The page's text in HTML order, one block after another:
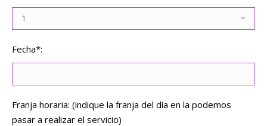
Fecha*:
Franja horaria: (indique la franja del día en la podemos
pasar a realizar el servicio)